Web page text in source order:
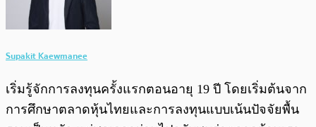
Supakit Kaewmanee
เริ่มรู้จักการลงทุนครั้งแรกตอนอายุ 19 ปี โดยเริ่มต้นจาก
การศึกษาตลาดหุ้นไทยและการลงทุนแบบเน้นปัจจัยพื้น